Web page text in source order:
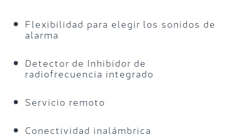
Flexibilidad para elegir los sonidos de
alarma
Detector de Inhibidor de
radiofrecuencia integrado
Servicio remoto
Conectividad inalámbrica